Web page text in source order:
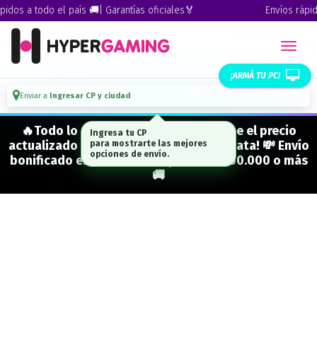
a todo el país 🚚| Garantías oficiales🏅 Envíos
¡ARMÁ TU PC!
Enviar a Ingresar CP y ciudad
🔥Todo lo que figura "EN STOCK" tiene el precio
actualizado y está para entrega inmediata! 💸 Envío
bonificado en CABA en compras de $500.000 o más
🚚
Ingresa tu CP
para mostrarte las mejores
opciones de envío.